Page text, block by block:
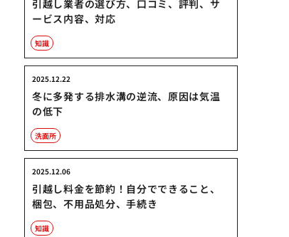
引越し業者の選び方、口コミ、評判、サ
ービス内容、対応
知識
冬に多発する排水溝の逆流、原因は気温
の低下
2025.12.22
洗面所
引越し料金を節約！自分でできること、
梱包、不用品処分、手続き
2025.12.06
知識